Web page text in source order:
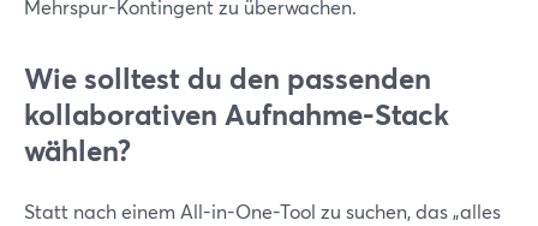
Mehrspur-Kontingent zu überwachen.
Wie solltest du den passenden
kollaborativen Aufnahme-Stack
wählen?
Statt nach einem All-in-One-Tool zu suchen, das „alles